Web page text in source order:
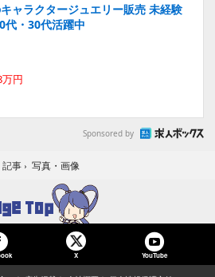
ャラクタージュエリー販売 未経験
代・30代活躍中
円
Sponsored by
記事 › 写真・画像
X YouTube